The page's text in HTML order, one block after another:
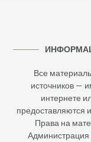
Все
источников —
интернете
предоставляются
Права на
Администрация